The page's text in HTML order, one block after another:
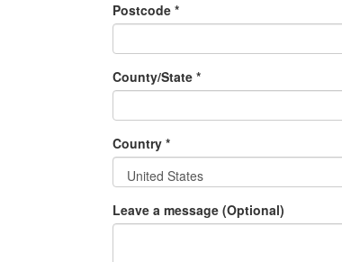
Postcode *
County/State *
Country *
United States
Leave a message (Optional)